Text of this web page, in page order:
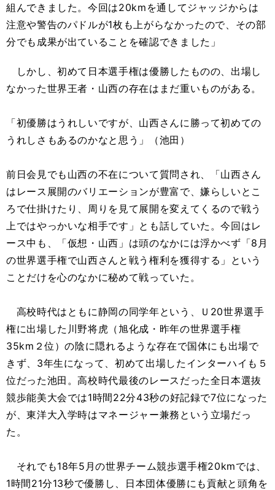
組んできました。今回は20kmを通してジャッジからは
注意や警告のパドルが1枚も上がらなかったので、その部
分でも成果が出ていることを確認できました」
しかし、初めて日本選手権は優勝したものの、出場し
なかった世界王者・山西の存在はまだ重いものがある。
「初優勝はうれしいですが、山西さんに勝って初めての
うれしさもあるのかなと思う」（池田）
前日会見でも山西の不在について質問され、「山西さん
はレース展開のバリエーションが豊富で、嫌らしいとこ
ろで仕掛けたり、周りを見て展開を変えてくるので戦う
上ではやっかいな相手です」とも話していた。今回はレ
ース中も、「仮想・山西」は頭のなかには浮かべず「8月
の世界選手権で山西さんと戦う権利を獲得する」という
ことだけを心のなかに秘めて戦っていた。
高校時代はともに静岡の同学年という、Ｕ20世界選手
権に出場した川野将虎（旭化成・昨年の世界選手権
35km２位）の陰に隠れるような存在で国体にも出場で
きず、3年生になって、初めて出場したインターハイも５
位だった池田。高校時代最後のレースだった全日本選抜
競歩能美大会では1時間22分43秒の好記録で7位になった
が、東洋大入学時はマネージャー兼務という立場だっ
た。
それでも18年5月の世界チーム競歩選手権20kmでは、
1時間21分13秒で優勝し、日本団体優勝にも貢献と頭角を